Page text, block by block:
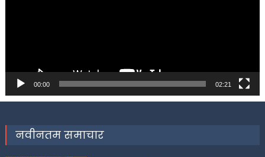
00:00 02:21
नवीनतम समाचार